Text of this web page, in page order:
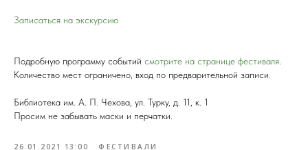
Записаться на экскурсию
Подробную программу событий смотрите на странице фестиваля
Количество мест ограничено, вход по предварительной записи.
Библиотека им. А. П. Чехова, ул. Турку, д. 11, к. 1
Просим не забывать маски и перчатки.
26.01.2021 13:00 ФЕСТИВАЛИ